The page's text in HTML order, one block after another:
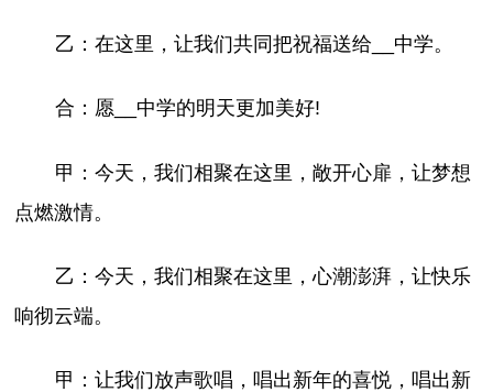
乙：在这里，让我们共同把祝福送给__中学。
合：愿__中学的明天更加美好!
甲：今天，我们相聚在这里，敞开心扉，让梦想
点燃激情。
乙：今天，我们相聚在这里，心潮澎湃，让快乐
响彻云端。
甲：让我们放声歌唱，唱出新年的喜悦，唱出新